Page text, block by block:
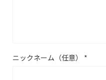
ニックネーム（任意） *